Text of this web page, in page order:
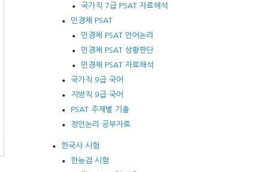
국가직 7급 PSAT 자료해석
민경채 PSAT
민경채 PSAT 언어논리
민경채 PSAT 상황판단
민경채 PSAT 자료해석
국가직 9급 국어
지방직 9급 국어
PSAT 주제별 기출
정언논리 공부자료
한국사 시험
한능검 시험